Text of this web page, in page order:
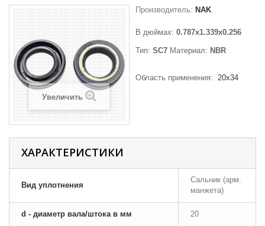
Увеличить
Производитель: NAK
В дюймах: 0.787x1.339x0.256
Тип: SC7 Материал: NBR
Область применения: 20x34
ХАРАКТЕРИСТИКИ
Вид уплотнения
Сальник (арм.
манжета)
d - диаметр вала/штока в мм 20